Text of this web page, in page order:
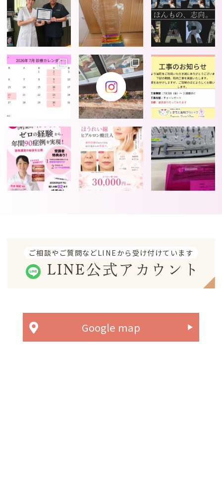
ご相談やご質問などLINEから受け付けています
LINE公式アカウント
Google map